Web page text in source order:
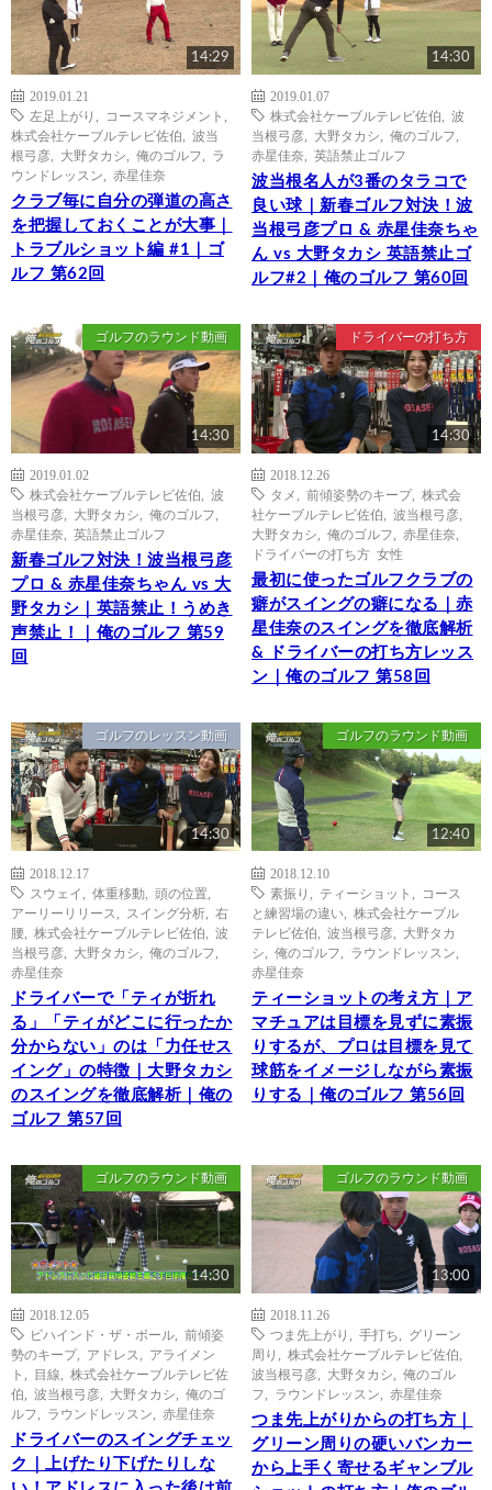
14:29
2019.01.21
左足上がり
コースマネジメント
株式会社ケーブルテレビ佐伯
波当
根弓彦
大野タカシ 俺のゴルフ
ラ
ウンドレッスン
赤星佳奈
クラブ毎に自分の弾道の高さ
を把握しておくことが大事｜
トラブルショット編 #1｜ゴ
ルフ 第62回
14:30
2019.01.07
株式会社ケーブルテレビ佐伯
波
当根弓彦
大野タカシ 俺のゴルフ
赤星佳奈
英語禁止ゴルフ
波当根名人が3番のタラコで
良い球｜新春ゴルフ対決！波
当根弓彦プロ & 赤星佳奈ちゃ
ん vs 大野タカシ 英語禁止ゴ
ルフ#2｜俺のゴルフ 第60回
ゴルフのラウンド動画
14:30
2019.01.02
株式会社ケーブルテレビ佐伯
波
当根弓彦
大野タカシ 俺のゴルフ
赤星佳奈
英語禁止ゴルフ
新春ゴルフ対決！波当根弓彦
プロ & 赤星佳奈ちゃん vs 大
野タカシ｜英語禁止！うめき
声禁止！｜俺のゴルフ 第59
回
ドライバーの打ち方
14:30
2018.12.26
タメ
前傾姿勢のキープ, 株式会
社ケーブルテレビ佐伯
波当根弓彦
大野タカシ
俺のゴルフ 赤星佳奈
ドライバーの打ち方 女性
最初に使ったゴルフクラブの
癖がスイングの癖になる｜赤
星佳奈のスイングを徹底解析
& ドライバーの打ち方レッス
ン｜俺のゴルフ 第58回
ゴルフのレッスン動画
14:30
2018.12.17
スウェイ
体重移動 頭の位置
アーリーリリース
スイング分析
右
腰
株式会社ケーブルテレビ佐伯
波
当根弓彦
大野タカシ 俺のゴルフ
赤星佳奈
ドライバーで「ティが折れ
る」「ティがどこに行ったか
分からない」のは「力任せス
イング」の特徴｜大野タカシ
のスイングを徹底解析｜俺の
ゴルフ 第57回
ゴルフのラウンド動画
12:40
2018.12.10
素振り
ティーショット
コース
と練習場の違い
株式会社ケーブル
テレビ佐伯
波当根弓彦
大野タカ
シ
俺のゴルフ ラウンドレッスン
赤星佳奈
ティーショットの考え方｜ア
マチュアは目標を見ずに素振
りするが、プロは目標を見て
球筋をイメージしながら素振
りする｜俺のゴルフ 第56回
ゴルフのラウンド動画
14:30
2018.12.05
ビハインド・ザ・ボール
前傾姿
勢のキープ, アドレス
アライメン
ト
目線
株式会社ケーブルテレビ佐
伯
波当根弓彦 大野タカシ
俺のゴ
ルフ
ラウンドレッスン 赤星佳奈
ドライバーのスイングチェッ
ク｜上げたり下げたりしな
ゴルフのラウンド動画
13:00
2018.11.26
つま先上がり
手打ち
グリーン
周り
株式会社ケーブルテレビ佐伯
波当根弓彦
大野タカシ
俺のゴル
フ
ラウンドレッスン 赤星佳奈
つま先上がりからの打ち方｜
グリーン周りの硬いバンカー
から上手く寄せるギャンブル